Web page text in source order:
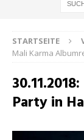
STARTSEITE
Mali Karma
Party in